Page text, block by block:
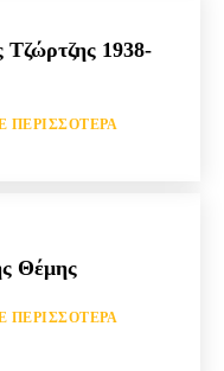
Τζώρτζης 1938-
ΠΕΡΙΣΣΌΤΕΡΑ
Θέμης
ΠΕΡΙΣΣΌΤΕΡΑ